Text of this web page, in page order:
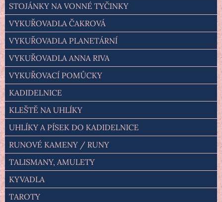
STOJÁNKY NA VONNÉ TYČINKY
VYKUŘOVADLA ČAKROVÁ
VYKUŘOVADLA PLANETÁRNÍ
VYKUŘOVADLA ANNA RIVA
VYKUŘOVACÍ POMŮCKY
KADIDELNICE
KLEŠTĚ NA UHLÍKY
UHLÍKY A PÍSEK DO KADIDELNICE
RUNOVÉ KAMENY / RUNY
TALISMANY, AMULETY
KYVADLA
TAROTY